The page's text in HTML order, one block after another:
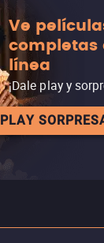
Ve
completas
línea
¡Dale play y
PLAY